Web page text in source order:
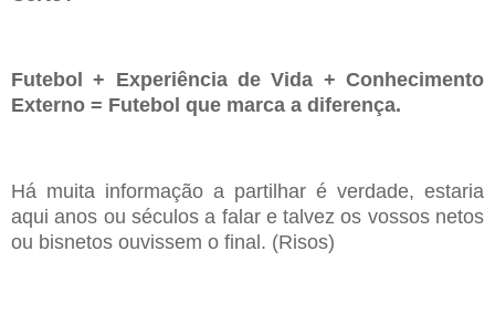
Futebol + Experiênciade Vida + Conhecimento
Externo = Futebol que marca a diferença.
Há muita informação a partilhar é verdade, estaria
aqui anos ou séculosa falar e talvez os vossos netos
ou bisnetos ouvissem o final. (Risos)